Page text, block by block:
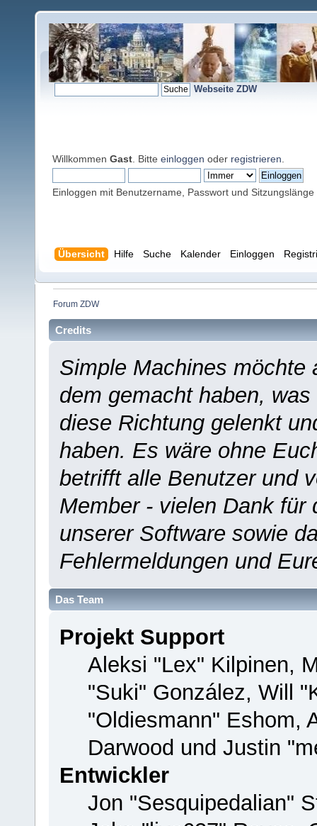
Webseite ZDW
Willkommen Gast . Bitte einloggen oder registrieren
Einloggen mit Benutzername, Passwort und Sitzungslänge
Übersicht Hilfe Suche Kalender Einloggen
Forum ZDW
Credits
Simple Machines möchte
dem gemacht haben,
diese Richtung gelenkt
haben. Es wäre ohne
betrifft alle Benutzer und
Member - vielen Dank für
unserer Software sowie
Fehlermeldungen und
Das Team
Projekt Support
Aleksi "Lex" Kilpinen,
"Suki" González, Will
"Oldiesmann" Eshom,
Darwood und Justin
Entwickler
Jon "Sesquipedalian"